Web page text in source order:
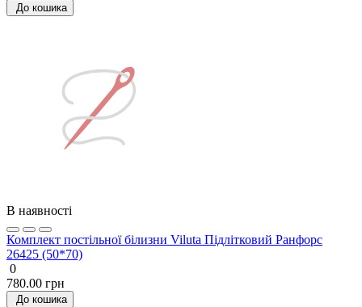
До кошика
В наявності
Комплект постільної білизни Viluta Підлітковий Ранфорс
26425 (50*70)
0
780.00 грн
До кошика